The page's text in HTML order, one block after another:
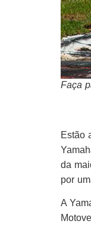
Faça
Estão
da
por
A